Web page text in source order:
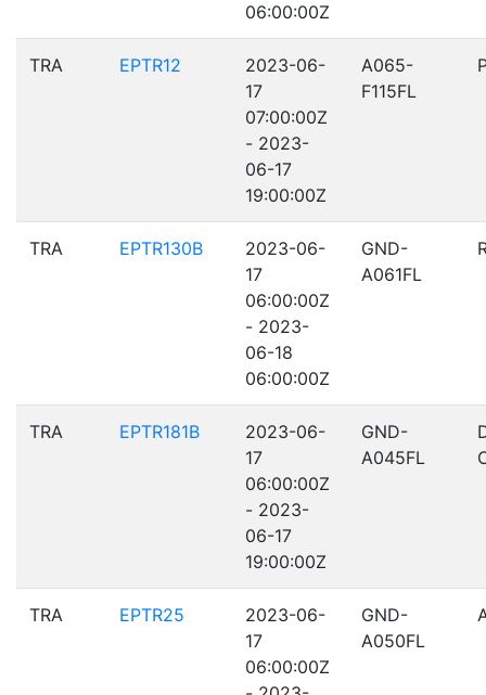
06:00:00Z
TRA EPTR12
2023-06-
17
07:00:00Z
- 2023-
06-17
19:00:00Z
A065-
F115FL
TRA EPTR130B
2023-06-
17
06:00:00Z
- 2023-
06-18
06:00:00Z
GND-
A061FL
TRA EPTR181B
2023-06-
17
06:00:00Z
- 2023-
06-17
19:00:00Z
GND-
A045FL
TRA EPTR25
2023-06-
17
06:00:00Z
GND-
A050FL